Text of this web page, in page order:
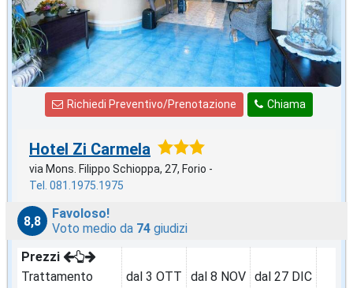
Chiama
Richiedi Preventivo/Prenotazione
Hotel Zi Carmela
via Mons. Filippo Schioppa, 27, Forio -
Tel. 081.1975.1975
8,8
Favoloso!
Voto medio da 74 giudizi
Prezzi
Trattamento
dal 3 OTT dal 8 NOV dal 27 DIC